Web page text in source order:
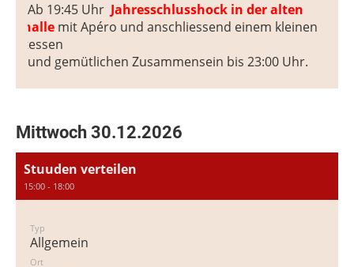
c Ab 19:45 Uhr Jahresschlusshock in der alten
mit Apéro und anschliessend einem kleinen
gemütlichen Zusammensein bis 23:00 Uhr.
Mittwoch 30.12.2026
Stuuden verteilen
15:00 - 18:00
Typ
Allgemein
Ort